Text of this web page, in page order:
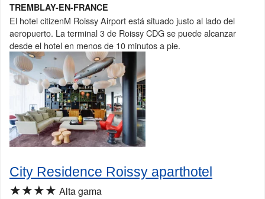
TREMBLAY-EN-FRANCE
El hotel citizenM Roissy Airport está situado justo al lado del
aeropuerto. La terminal 3 de Roissy CDG se puede alcanzar
desde el hotel en menos de 10 minutos a pie.
City Residence Roissy aparthotel
★★★★ Alta gama